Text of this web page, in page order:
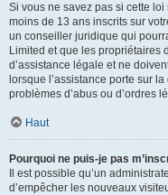
Si vous ne savez pas si cette
moins de 13 ans inscrits sur
un conseiller juridique qui
Limited et que les propriétaires
d’assistance légale et ne
lorsque l’assistance porte sur
problèmes d’abus ou d’ordres
Haut
Pourquoi ne puis-je pas
Il est possible qu’un
d’empêcher les nouveaux